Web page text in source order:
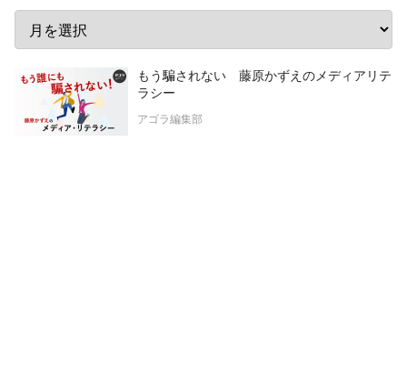
もう騙されない 藤原かずえのメディアリテ
ラシー
アゴラ編集部